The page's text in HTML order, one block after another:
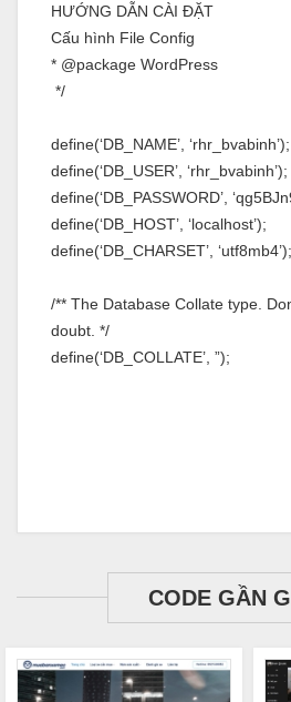
HƯỚNG DẪN CÀI ĐẶT
Cấu hình File Config
* @package WordPress
*/
define(‘DB_NAME’, ‘rhr_bvabinh’);
define(‘DB_USER’, ‘rhr_bvabinh’);
define(‘DB_PASSWORD’,
define(‘DB_HOST’, ‘localhost’);
define(‘DB_CHARSET’, ‘utf8mb4’);
/** The Database Collate type.
doubt. */
define(‘DB_COLLATE’, ”);
CODE GẦN